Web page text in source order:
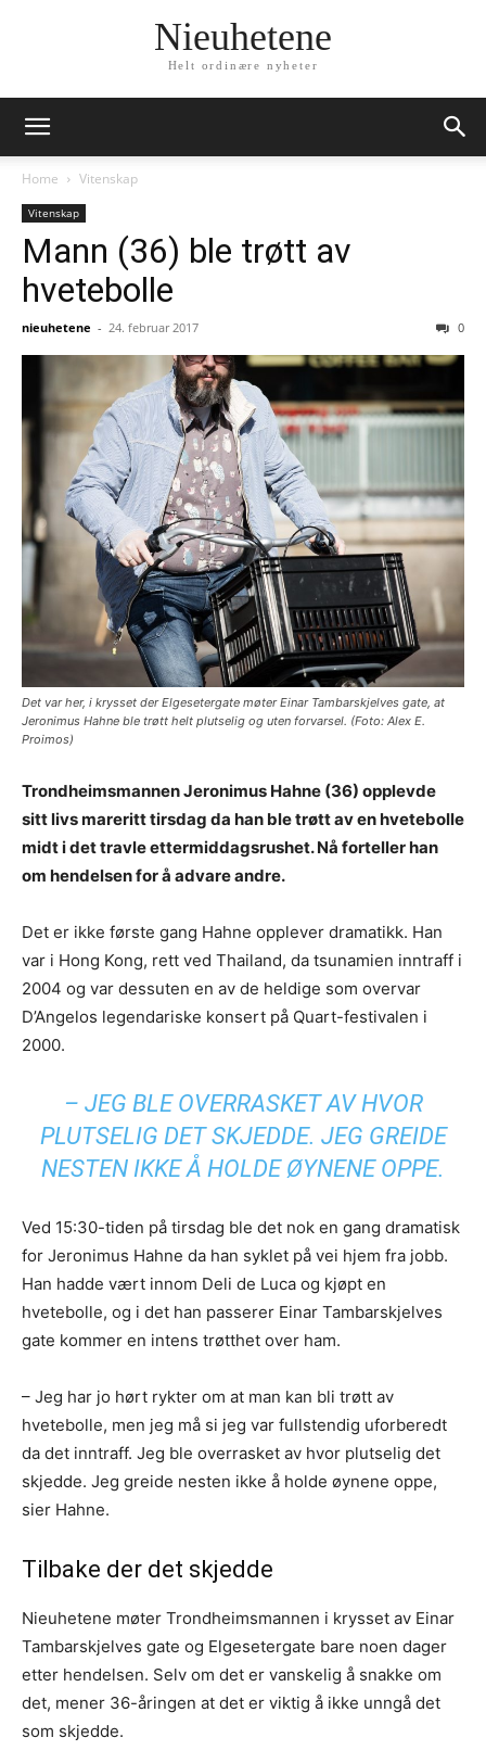
Nieuhetene
Helt ordinære nyheter
Home Vitenskap
Vitenskap
Mann (36) ble trøtt av
hvetebolle
nieuhetene - 24. februar 2017 0
Det var her, i krysset der Elgesetergate møter Einar Tambarskjelves gate, at
Jeronimus Hahne ble trøtt helt plutselig og uten forvarsel. (Foto: Alex E.
Proimos)
Trondheimsmannen Jeronimus Hahne (36) opplevde
sitt livs mareritt tirsdag da han ble trøtt av en hvetebolle
midt i det travle ettermiddagsrushet. Nå forteller han
om hendelsen for å advare andre.
Det er ikke første gang Hahne opplever dramatikk. Han
var i Hong Kong, rett ved Thailand, da tsunamien inntraff i
2004 og var dessuten en av de heldige som overvar
D’Angelos legendariske konsert på Quart-festivalen i
2000.
– JEG BLE OVERRASKET AV HVOR
PLUTSELIG DET SKJEDDE. JEG GREIDE
NESTEN IKKE Å HOLDE ØYNENE OPPE.
Ved 15:30-tiden på tirsdag ble det nok en gang dramatisk
for Jeronimus Hahne da han syklet på vei hjem fra jobb.
Han hadde vært innom Deli de Luca og kjøpt en
hvetebolle, og i det han passerer Einar Tambarskjelves
gate kommer en intens trøtthet over ham.
– Jeg har jo hørt rykter om at man kan bli trøtt av
hvetebolle, men jeg må si jeg var fullstendig uforberedt
da det inntraff. Jeg ble overrasket av hvor plutselig det
skjedde. Jeg greide nesten ikke å holde øynene oppe,
sier Hahne.
Tilbake der det skjedde
Nieuhetene møter Trondheimsmannen i krysset av Einar
Tambarskjelves gate og Elgesetergate bare noen dager
etter hendelsen. Selv om det er vanskelig å snakke om
det, mener 36-åringen at det er viktig å ikke unngå det
som skjedde.